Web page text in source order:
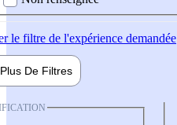
le filtre de l'expérience demandée
Plus De Filtres